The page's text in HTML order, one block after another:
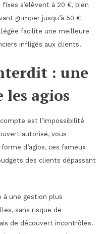
s’élèvent à 20 €, bien
grimper jusqu’à 50 €
facilite une meilleure
infligés aux clients.
: une
agios
est l’impossibilité
autorisé, vous
d’agios, ces fameux
des clients dépassant
à une gestion plus
sans risque de
de découvert incontrôlés.